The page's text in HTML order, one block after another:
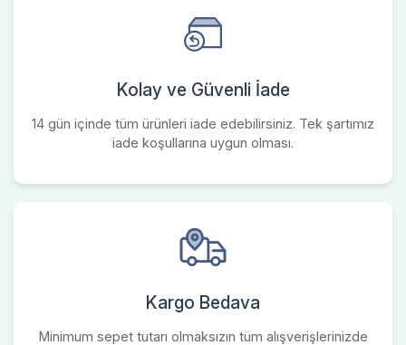
Kolay ve Güvenli İade
14 gün içinde tüm ürünleri iade edebilirsiniz. Tek şartımız
iade koşullarına uygun olması.
Kargo Bedava
Minimum sepet tutarı olmaksızın tüm alışverişlerinizde